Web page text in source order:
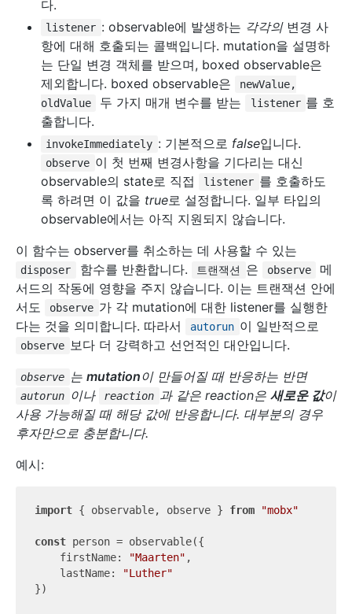
다.
listener : observable에 발생하는 각각의변경 사
항에 대해 호출되는 콜백입니다. mutation을 설명하
는 단일 변경 객체를 받으며, boxed observable은
제외합니다. boxed observable은
newValue,
oldValue
두 가지 매개 변수를 받는 listener 를 호
출합니다.
invokeImmediately : 기본적으로 false입니다.
observe 이 첫 번째 변경사항을 기다리는 대신
observable의 state로 직접
listener 를 호출하도
록 하려면 이 값을 true로 설정합니다. 일부 타입의
observable에서는 아직 지원되지 않습니다.
이 함수는 observer를 취소하는 데 사용할 수 있는
disposer 함수를 반환합니다. 트랜잭션 은 observe
메
서드의 작동에 영향을 주지 않습니다. 이는 트랜잭션 안에
서도
observe 가 각 mutation에 대한 listener를 실행한
다는 것을 의미합니다. 따라서
autorun 이 일반적으로
observe 보다 더 강력하고 선언적인 대안입니다.
observe 는 mutation이 만들어질 때 반응하는 반면
autorun 이나 reaction 과 같은 reaction은 새로운 값이
사용 가능해질 때 해당 값에 반응합니다. 대부분의 경우
후자만으로 충분합니다.
예시:
import { observable, observe } from "mobx"
const person = observable({
firstName: "Maarten" ,
lastName:
"Luther"
})